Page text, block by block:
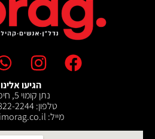
הגיעו אלינו
נתן קומוי 5, חיפה
טלפון: 04-822-2244
מייל: ‫ido@imorag.co.il